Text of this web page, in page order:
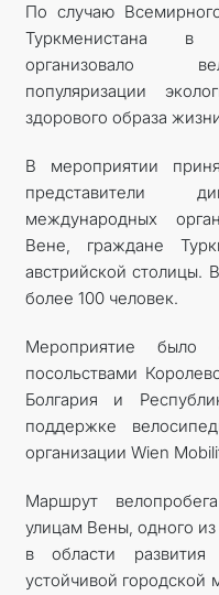
По случаю
Туркменистана в
организовало
популяризации
здорового образа
В мероприятии
представители
международных
Вене, граждане
австрийской столицы.
более 100 человек.
Мероприятие было
посольствами
Болгария и
поддержке
организации Wien
Маршрут
улицам Вены, одного
в области
устойчивой городской